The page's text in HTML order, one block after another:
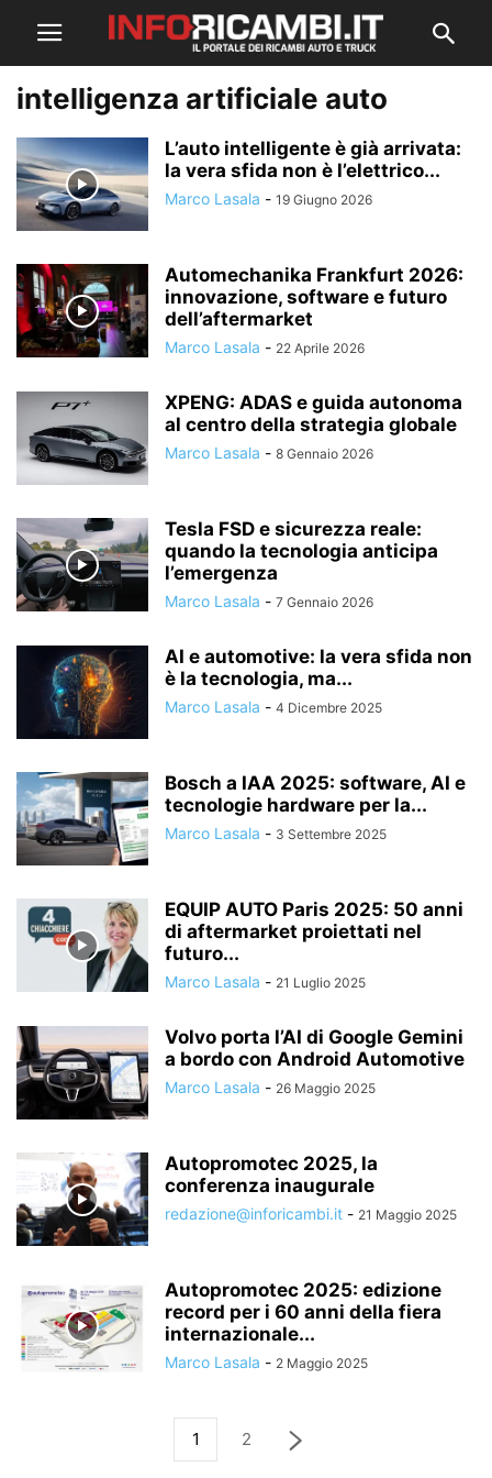
intelligenza artificiale auto
L’auto intelligente è già arrivata:
la vera sfida non è l’elettrico...
Marco Lasala - 19 Giugno 2026
Automechanika Frankfurt 2026:
innovazione, software e futuro
dell’aftermarket
Marco Lasala - 22 Aprile 2026
XPENG: ADAS e guida autonoma
al centro della strategia globale
Marco Lasala - 8 Gennaio 2026
Tesla FSD e sicurezza reale:
quando la tecnologia anticipa
l’emergenza
Marco Lasala - 7 Gennaio 2026
AI e automotive: la vera sfida non
è la tecnologia, ma...
Marco Lasala - 4 Dicembre 2025
Bosch a IAA 2025: software, AI e
tecnologie hardware per la...
Marco Lasala - 3 Settembre 2025
EQUIP AUTO Paris 2025: 50 anni
di aftermarket proiettati nel
futuro...
Marco Lasala - 21 Luglio 2025
Volvo porta l’AI di Google Gemini
a bordo con Android Automotive
Marco Lasala - 26 Maggio 2025
Autopromotec 2025, la
conferenza inaugurale
redazione@inforicambi.it - 21 Maggio 2025
Autopromotec 2025: edizione
record per i 60 anni della fiera
internazionale...
Marco Lasala - 2 Maggio 2025
1 2